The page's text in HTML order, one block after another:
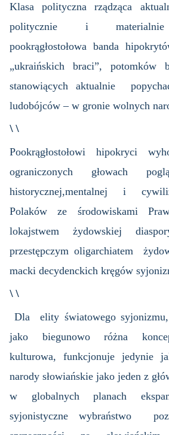
Klasa polityczna rządząca
politycznie i materialnie
pookrągłostołowa banda
„ukraińskich braci”, potomków
stanowiących aktualnie
ludobójców – w gronie wolnych
\ \
Pookrągłostołowi hipokryci
ograniczonych głowach
historycznej,mentalnej i
Polaków ze środowiskami
lokajstwem żydowskiej
przestępczym oligarchiatem
macki decydenckich kręgów
\ \
Dla elity światowego syjonizmu,
jako biegunowo różna
kulturowa, funkcjonuje jedynie
narody słowiańskie jako jeden z
w globalnych planach
syjonistyczne wybraństwo